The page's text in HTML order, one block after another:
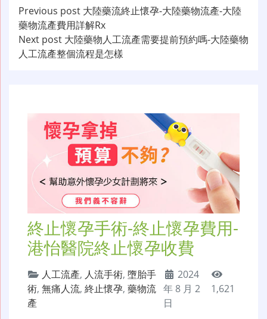
文
章
导
Previous post 大陸藥流終止懷孕-大陸藥物流產-大陸
藥物流產費用詳解Rx
Next post 大陸藥物人工流產需要提前預約嗎-大陸藥物
人工流產整個流程是怎樣
終止懷孕手術-終止懷孕費用-
港怡醫院終止懷孕收費
人工流產, 人流手術, 墮胎手
術, 無痛人流, 終止懷孕, 藥物流
產
2024
年 8 月 2
日
1,621